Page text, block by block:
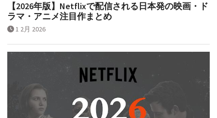
【2026年版】Netflixで配信される日本発の映画・ド
ラマ・アニメ注目作まとめ
1 2月 2026